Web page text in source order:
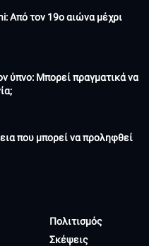
Από τον 19ο αιώνα μέχρι
ύπνο: Μπορεί πραγματικά να
που μπορεί να προληφθεί
Πολιτισμός
Σκέψεις